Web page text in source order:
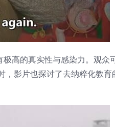
高的真实性与感染力。观众
影片也探讨了去纳粹化教